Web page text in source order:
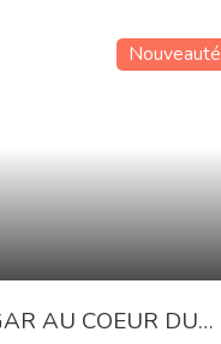
Nouveauté
AU COEUR DU